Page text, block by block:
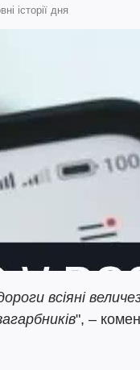
історії дня
всіяні
", –